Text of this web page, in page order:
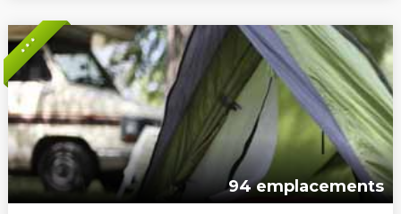
* * *
94 emplacements